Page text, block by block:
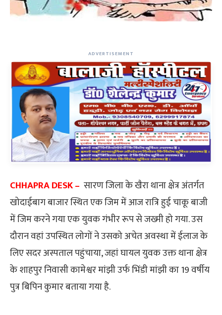
ADVERTISEMENT
CHHAPRA DESK – सारण जिला के खैरा थाना क्षेत्र अंतर्गत
खोदाईबाग बाजार स्थित एक जिम में आज रात्रि हुई चाकू बाजी
में जिम करने गया एक युवक गंभीर रूप से जख्मी हो गया. उस
दौरान वहां उपस्थित लोगों ने उसको अचेत अवस्था में ईलाज के
लिए सदर अस्पताल पहुंचाया, जहां घायल युवक उक्त थाना क्षेत्र
के शाहपुर निवासी कामेश्वर मांझी उर्फ भिंडी मांझी का 19 वर्षीय
पुत्र बिपिन कुमार बताया गया है.